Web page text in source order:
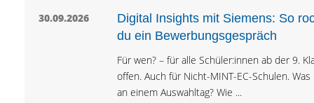
30.09.2026
Digital Insights mit Siemens: So
du ein Bewerbungsgespräch
Für wen? – für alle Schüler:innen ab der 9.
offen. Auch für Nicht-MINT-EC-Schulen.
an einem Auswahltag? Wie ...